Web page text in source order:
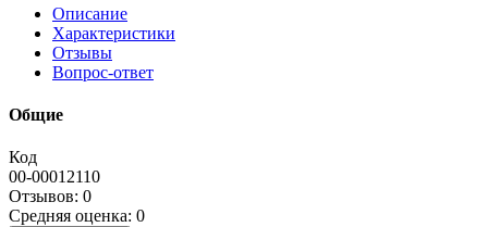
Описание
Характеристики
Отзывы
Вопрос-ответ
Общие
Код
00-00012110
Отзывов: 0
Средняя оценка: 0